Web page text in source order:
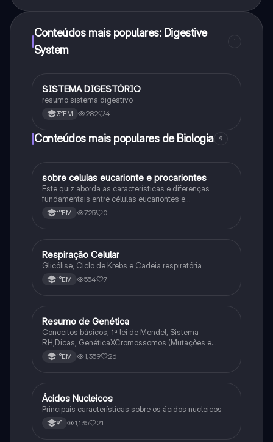
Conteúdos mais populares: Digestive
System
1
Biologia
SISTEMA DIGESTÓRIO
resumo sistema digestivo
3°EM 282 4
Conteúdos mais populares de Biologia 9
Biologia
sobre celulas eucarionte e procariontes
Este quiz aborda as características e diferenças
fundamentais entre células eucariontes e
procariontes.
1°EM 725 0
Biologia
Respiração Celular
Glicólise, Ciclo de Krebs e Cadeia respiratória
1°EM 554 7
Biologia
Resumo de Genética
Conceitos básicos, 1ª lei de Mendel, Sistema
RH,Dicas, GenéticaXCromossomos (Mutações e
Variações Genéticas).
1°EM 1,359 26
Biologia
Ácidos Nucleicos
Principais características sobre os ácidos nucleicos
9° 1,135 21